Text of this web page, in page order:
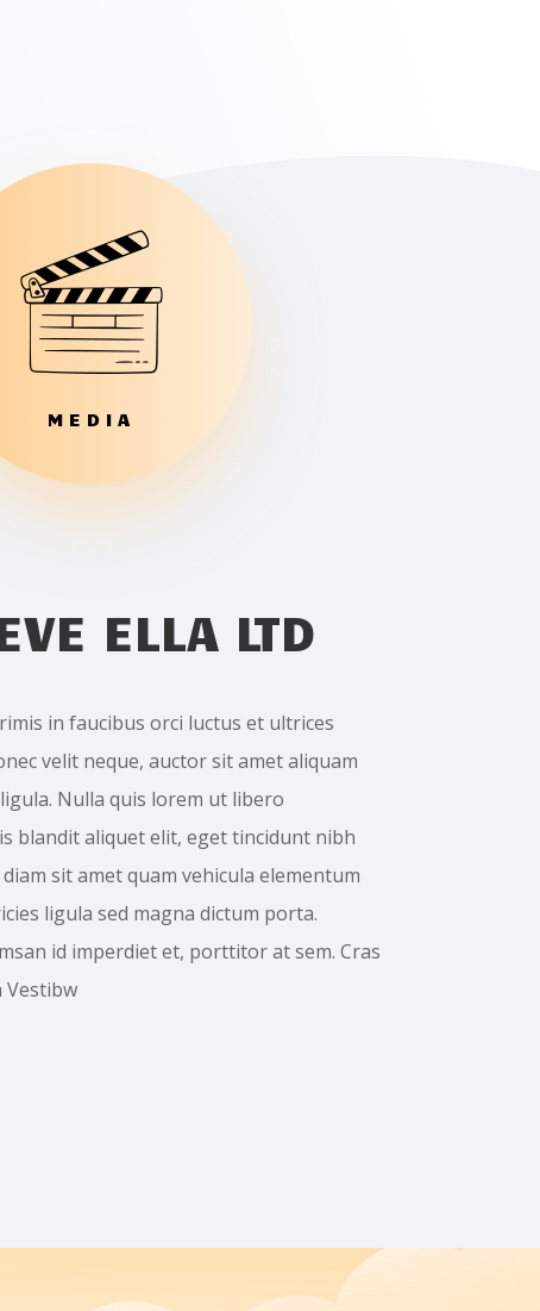
MEDIA
ELLA LTD
in faucibus orci luctus et ultrices
velit neque, auctor sit amet aliquam
Nulla quis lorem ut libero
blandit aliquet elit, eget tincidunt nibh
sit amet quam vehicula elementum
ligula sed magna dictum porta.
id imperdiet et, porttitor at sem. Cras
Vestibw